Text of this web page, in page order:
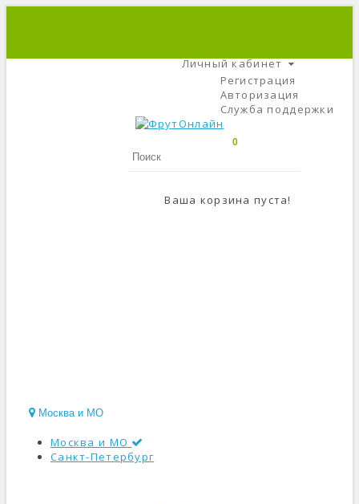
Личный кабинет
Регистрация
Авторизация
Служба поддержки
0
Ваша корзина пуста!
Москва и МО
Москва и МО
Санкт-Петербург